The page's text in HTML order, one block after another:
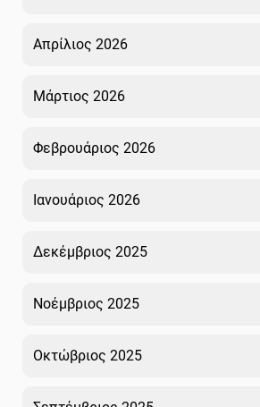
Απρίλιος 2026
Μάρτιος 2026
Φεβρουάριος 2026
Ιανουάριος 2026
Δεκέμβριος 2025
Νοέμβριος 2025
Οκτώβριος 2025